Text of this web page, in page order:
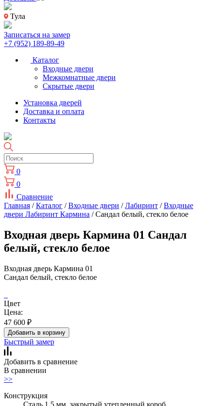
Тула
Записаться на замер
+7 (952) 189-89-49
Каталог
Входные двери
Межкомнатные двери
Скрытые двери
Установка дверей
Доставка и оплата
Контакты
0
0
Сравнение
Главная /Каталог /Входные двери /Лабиринт /Входные
двери Лабиринт Кармина / Сандал белый, стекло белое
Входная дверь Кармина 01 Сандал
белый, стекло белое
Входная дверь Кармина 01
Сандал белый, стекло белое
Цвет
Цена:
47 600 ₽
Добавить в корзину
Быстрый замер
Добавить в сравнение
В сравнении
>>
Конструкция
Сталь 1,5 мм, закрытый утепленный короб,